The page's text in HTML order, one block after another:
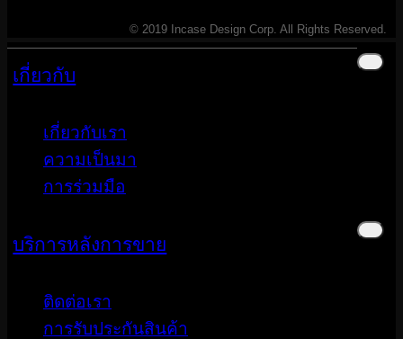
© 2019 Incase Design Corp. All Rights Reserved.
เกี่ยวกับ
เกี่ยวกับเรา
ความเป็นมา
การร่วมมือ
บริการหลังการขาย
ติดต่อเรา
การรับประกันสินค้า